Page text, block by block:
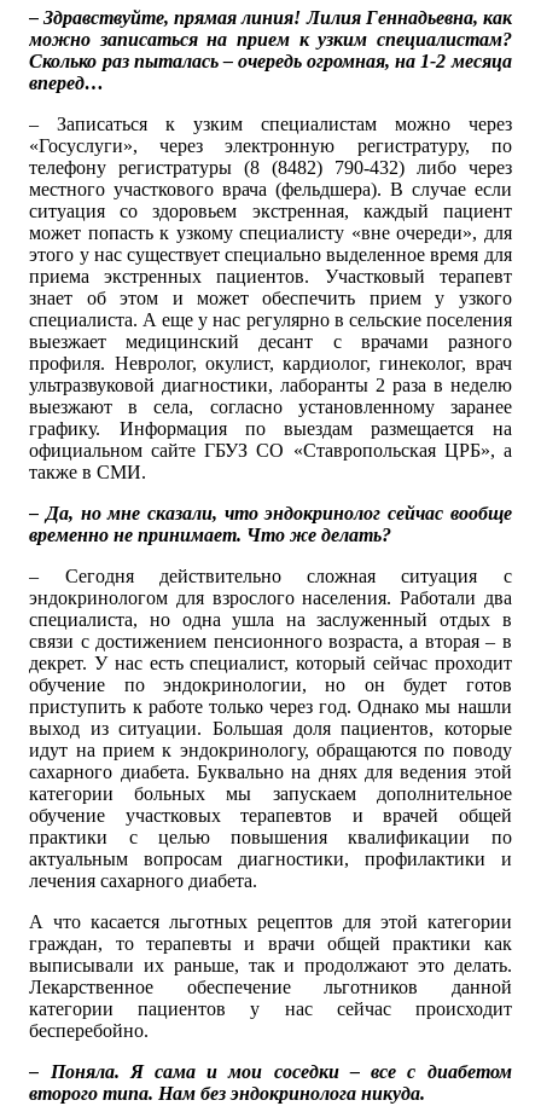
– Здравствуйте, прямая линия! Лилия Геннадьевна, как
можно записаться на прием к узким специалистам?
Сколько раз пыталась – очередь огромная, на 1-2 месяца
вперед…
– Записаться к узким специалистам можно через
«Госуслуги», через электронную регистратуру, по
телефону регистратуры (8 (8482) 790-432) либо через
местного участкового врача (фельдшера). В случае если
ситуация со здоровьем экстренная, каждый пациент
может попасть к узкому специалисту «вне очереди», для
этого у нас существует специально выделенное время для
приема экстренных пациентов. Участковый терапевт
знает об этом и может обеспечить прием у узкого
специалиста. А еще у нас регулярно в сельские поселения
выезжает медицинский десант с врачами разного
профиля. Невролог, окулист, кардиолог, гинеколог, врач
ультразвуковой диагностики, лаборанты 2 раза в неделю
выезжают в села, согласно установленному заранее
графику. Информация по выездам размещается на
официальном сайте ГБУЗ СО «Ставропольская ЦРБ», а
также в СМИ.
– Да, но мне сказали, что эндокринолог сейчас вообще
временно не принимает. Что же делать?
– Сегодня действительно сложная ситуация с
эндокринологом для взрослого населения. Работали два
специалиста, но одна ушла на заслуженный отдых в
связи с достижением пенсионного возраста, а вторая – в
декрет. У нас есть специалист, который сейчас проходит
обучение по эндокринологии, но он будет готов
приступить к работе только через год. Однако мы нашли
выход из ситуации. Большая доля пациентов, которые
идут на прием к эндокринологу, обращаются по поводу
сахарного диабета. Буквально на днях для ведения этой
категории больных мы запускаем дополнительное
обучение участковых терапевтов и врачей общей
практики с целью повышения квалификации по
актуальным вопросам диагностики, профилактики и
лечения сахарного диабета.
А что касается льготных рецептов для этой категории
граждан, то терапевты и врачи общей практики как
выписывали их раньше, так и продолжают это делать.
Лекарственное обеспечение льготников данной
категории пациентов у нас сейчас происходит
бесперебойно.
– Поняла. Я сама и мои соседки – все с диабетом
второго типа. Нам без эндокринолога никуда.